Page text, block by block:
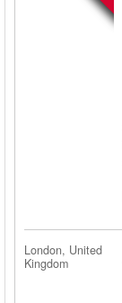
London, United
Kingdom